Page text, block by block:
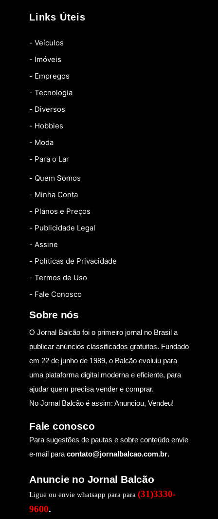
Links Úteis
- Veículos
- Imóveis
- Empregos
- Tecnologia
- Diversos
- Hobbies
- Moda
- Para o Lar
- Quem Somos
- Minha Conta
- Planos e Preços
- Publicidade Legal
- Assine
- Políticas de Privacidade
- Termos de Uso
- Fale Conosco
Sobre nós
O Jornal Balcão foi o primeiro jornal no Brasil a
publicar anúncios classificados gratuitos. Fundado
em 22 de junho de 1989, o Balcão evoluiu para
uma plataforma digital moderna e eficiente, para
ajudar quem precisa vender e comprar.
No Jornal Balcão é assim: Anunciou, Vendeu!
Fale conosco
Para sugestões de pautas e sobre conteúdo envie
e-mail para contato@jornalbalcao.com.br.
Anuncie no Jornal Balcão
Ligue ou envie whatsapp para para (31)3330-
9600.